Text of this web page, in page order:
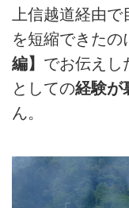
上信越道経由
を短縮できたの
編】 でお伝え
としての経験が
ん。